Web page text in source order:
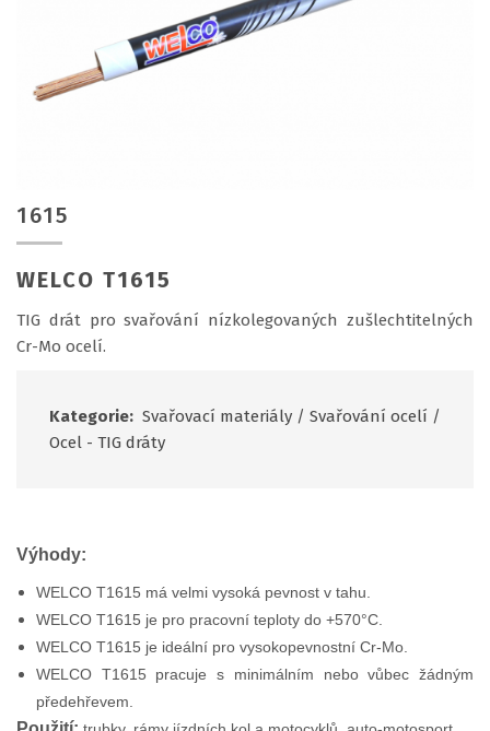
1615
WELCO T1615
TIG drát pro svařování nízkolegovaných zušlechtitelných
Cr-Mo ocelí.
Kategorie: Svařovací materiály / Svařování ocelí /
Ocel - TIG dráty
Výhody:
WELCO T1615 má velmi vysoká pevnost v tahu.
WELCO T1615 je pro pracovní teploty do +570°C.
WELCO T1615 je ideální pro vysokopevnostní Cr-Mo.
WELCO T1615 pracuje s minimálním nebo vůbec žádným
předehřevem.